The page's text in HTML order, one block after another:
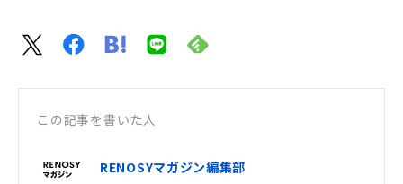
この記事を書いた人
RENOSYマガジン編集部